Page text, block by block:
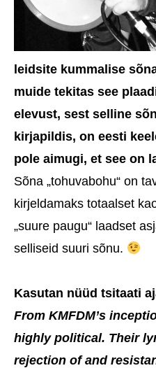
leidsite kummalise
muide tekitas see
elevust, sest selline
kirjapildis, on eesti
pole aimugi, et see on
Sõna „tohuvabohu“ on
kirjeldamaks totaalset
„suure paugu“ laadset
selliseid suuri sõnu.
Kasutan nüüd tsitaati
From KMFDM’s
highly political. Their
rejection of and